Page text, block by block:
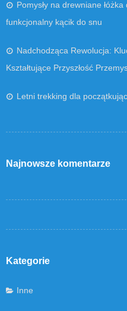
Pomysły na drewniane
funkcjonalny kącik do snu
Nadchodząca Rewolucja:
Kształtujące Przyszłość
Letni trekking dla
Najnowsze komentarze
Kategorie
Inne